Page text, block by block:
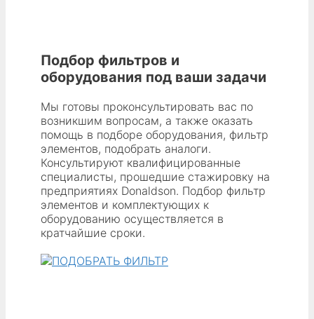
Подбор фильтров и
оборудования под ваши задачи
Мы готовы проконсультировать вас по
возникшим вопросам, а также оказать
помощь в подборе оборудования, фильтр
элементов, подобрать аналоги.
Консультируют квалифицированные
специалисты, прошедшие стажировку на
предприятиях Donaldson. Подбор фильтр
элементов и комплектующих к
оборудованию осуществляется в
кратчайшие сроки.